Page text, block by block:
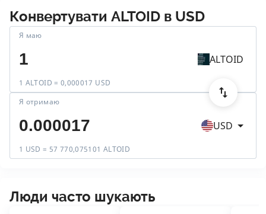
Конвертувати ALTOID в USD
Я маю
1 ALTOID = 0,000017 USD
ALTOID
Я отримаю
1 USD = 57 770,075101 ALTOID
USD
Люди часто шукають